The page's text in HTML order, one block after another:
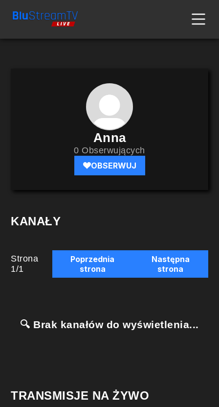
Anna
0 Obserwujących
OBSERWUJ
KANAŁY
Strona
1/1
Poprzednia
strona
Następna
strona
🔍 Brak kanałów do wyświetlenia...
TRANSMISJE NA ŻYWO